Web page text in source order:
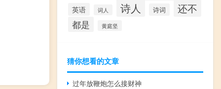
英语 词人 诗人 诗词 还不
都是 黄庭坚
猜你想看的文章
过年放鞭炮怎么接财神